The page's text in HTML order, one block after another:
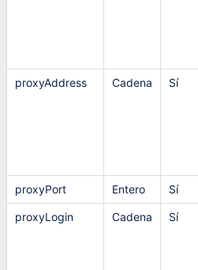
proxyAddress Cadena Sí
proxyPort Entero Sí
proxyLogin Cadena Sí